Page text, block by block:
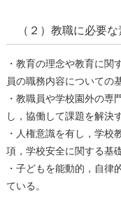
（２）教職に必要な
・教育の理念や教育に関
員の職務内容についての
・教職員や学校園外の専
し，協働して課題を解決
・⼈権意識を有し，学校
項，学校安全に関する基
・⼦どもを能動的，⾃律
ている。